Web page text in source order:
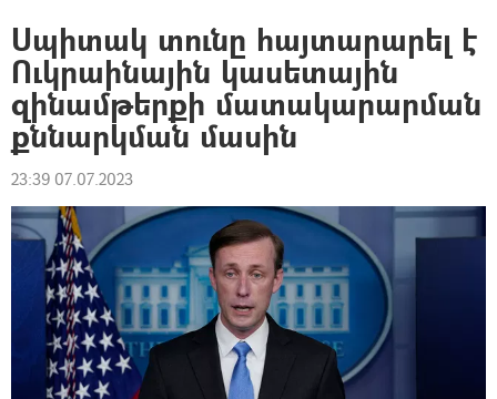
Սպիտակ տունը հայտարարել է
Ուկրաինային կասետային
զինամթերքի մատակարարման
քննարկման մասին
23:39 07.07.2023